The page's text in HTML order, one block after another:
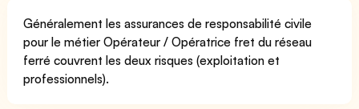
Généralement les assurances de responsabilité civile
pour le métier Opérateur / Opératrice fret du réseau
ferré couvrent les deux risques (exploitation et
professionnels).